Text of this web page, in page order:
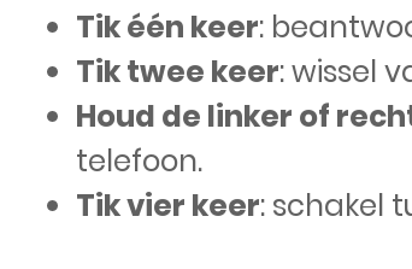
Tik één keer:
Tik twee keer: wissel
Houd de linker of
telefoon.
Tik vier keer: schakel